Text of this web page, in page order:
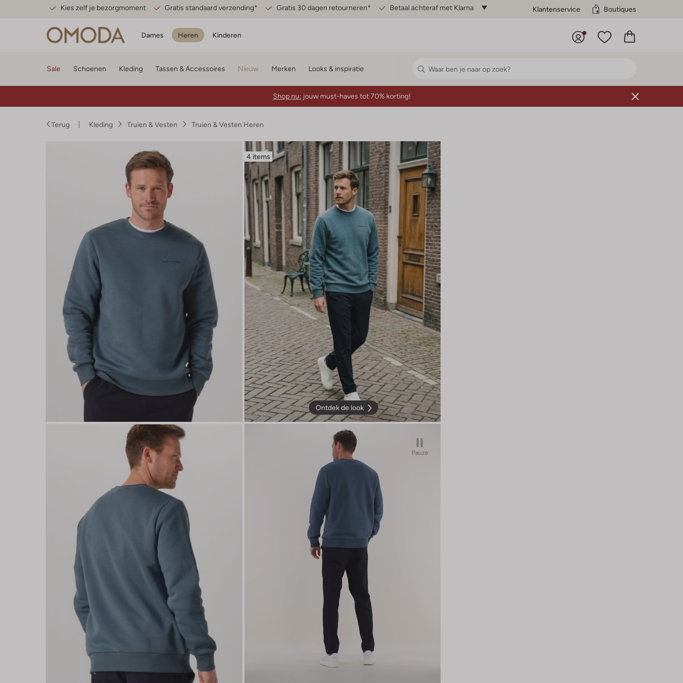
Kies zelf je bezorgmoment Gratis standaard verzending* Gratis 30 dagen retourneren* Betaal achteraf met Klarna Klantenservice Boutiques
Dames Heren Kinderen
Sale Schoenen Kleding Tassen & Accessoires Nieuw Merken Looks & inspiratie
Shop nu: jouw must-haves tot 70% korting!
Terug Kleding Truien & Vesten Truien & Vesten Heren
4 items
Ontdek de look
Pauze